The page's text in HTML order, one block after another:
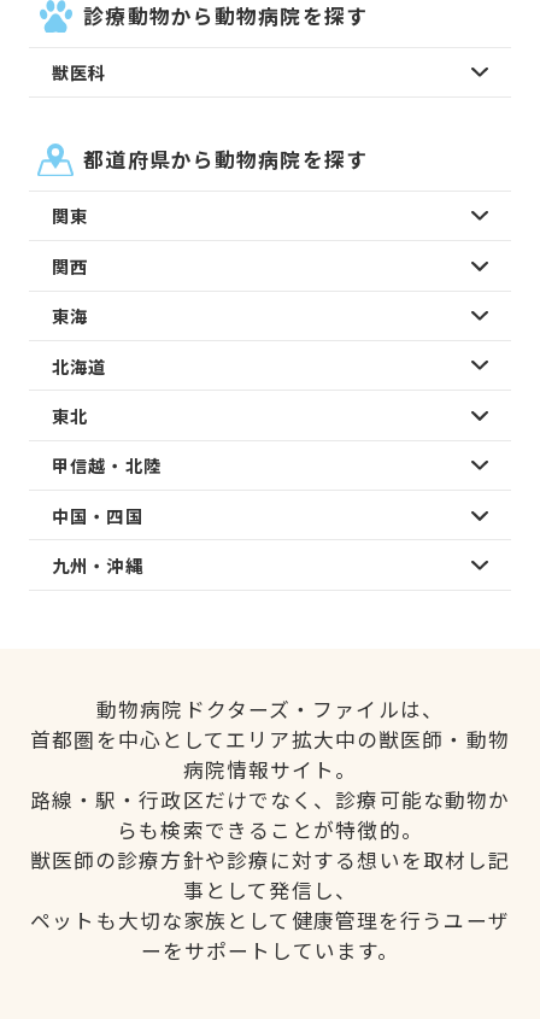
診療動物から動物病院を探す
獣医科
都道府県から動物病院を探す
関東
関西
東海
北海道
東北
甲信越・北陸
中国・四国
九州・沖縄
動物病院ドクターズ・ファイルは、
首都圏を中心としてエリア拡大中の獣医師・動物
病院情報サイト。
路線・駅・行政区だけでなく、診療可能な動物か
らも検索できることが特徴的。
獣医師の診療方針や診療に対する想いを取材し記
事として発信し、
ペットも大切な家族として健康管理を行うユーザ
ーをサポートしています。